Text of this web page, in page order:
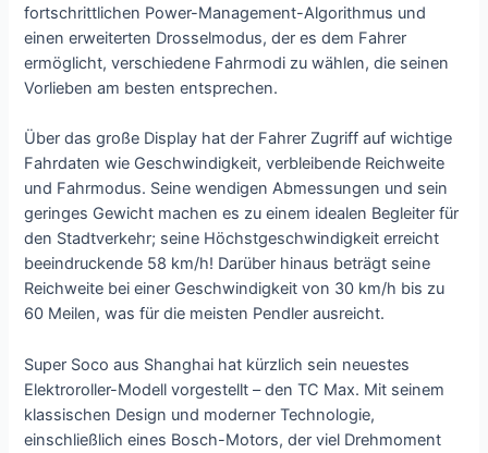
fortschrittlichen Power-Management-Algorithmus und
einen erweiterten Drosselmodus, der es dem Fahrer
ermöglicht, verschiedene Fahrmodi zu wählen, die seinen
Vorlieben am besten entsprechen.
Über das große Display hat der Fahrer Zugriff auf wichtige
Fahrdaten wie Geschwindigkeit, verbleibende Reichweite
und Fahrmodus. Seine wendigen Abmessungen und sein
geringes Gewicht machen es zu einem idealen Begleiter für
den Stadtverkehr; seine Höchstgeschwindigkeit erreicht
beeindruckende 58 km/h! Darüber hinaus beträgt seine
Reichweite bei einer Geschwindigkeit von 30 km/h bis zu
60 Meilen, was für die meisten Pendler ausreicht.
Super Soco aus Shanghai hat kürzlich sein neuestes
Elektroroller-Modell vorgestellt – den TC Max. Mit seinem
klassischen Design und moderner Technologie,
einschließlich eines Bosch-Motors, der viel Drehmoment